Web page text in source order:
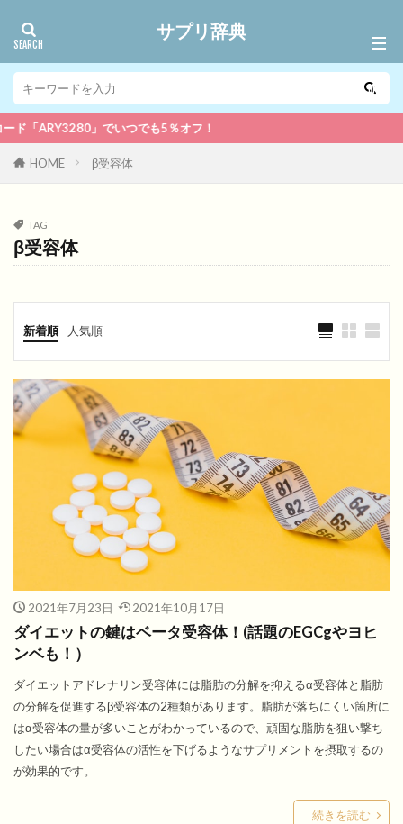
サプリ辞典
」でいつでも5％オフ！
HOME β受容体
TAG
β受容体
新着順 人気順
2021年7月23日 2021年10月17日
ダイエットの鍵はベータ受容体！(話題のEGCgやヨヒ
ンベも！）
ダイエットアドレナリン受容体には脂肪の分解を抑えるα受容体と脂肪
の分解を促進するβ受容体の2種類があります。脂肪が落ちにくい箇所に
はα受容体の量が多いことがわかっているので、頑固な脂肪を狙い撃ち
したい場合はα受容体の活性を下げるようなサプリメントを摂取するの
が効果的です。
続きを読む